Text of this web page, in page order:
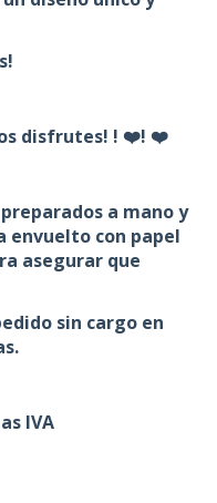
disfrutes! ! ❤️! ❤️
a mano y
envuelto con papel
asegurar que
sin cargo en
IVA